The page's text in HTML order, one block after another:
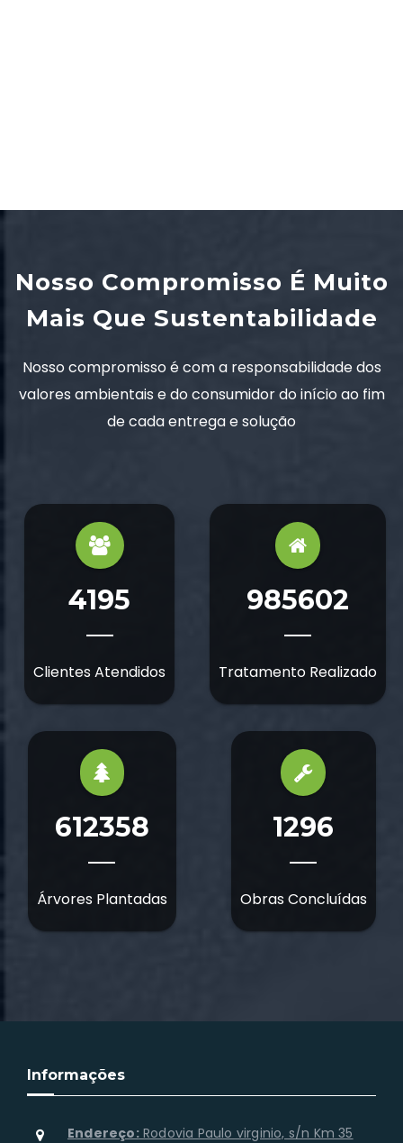
Nosso Compromisso É Muito
Mais Que Sustentabilidade
Nosso compromisso é com a responsabilidade dos
valores ambientais e do consumidor do início ao fim
de cada entrega e solução
4195
Clientes Atendidos
985602
Tratamento Realizado
612358
Árvores Plantadas
1296
Obras Concluídas
Informações
Endereço:Rodovia Paulo virginio, s/n Km 35